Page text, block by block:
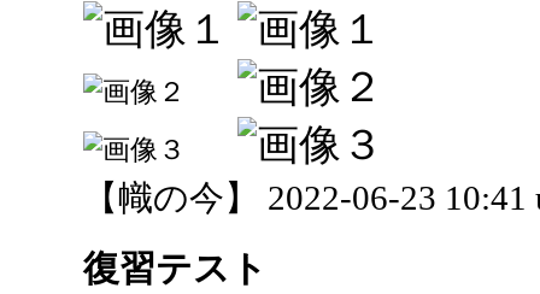
【幟の今】 2022-06-23 10:41
復習テスト